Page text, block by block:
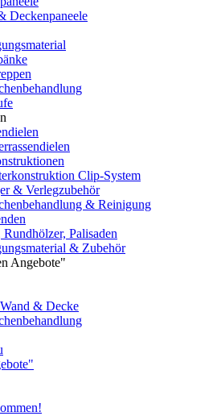
Deckenpaneele
Clip-System
& Verlegzubehör
& Reinigung
Rundhölzer, Palisaden
& Zubehör
Angebote"
& Decke